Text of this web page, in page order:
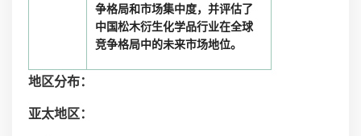
争格局和市场集中度，并评估了
中国松木衍生化学品行业在全球
竞争格局中的未来市场地位。
地区分布：
亚太地区：